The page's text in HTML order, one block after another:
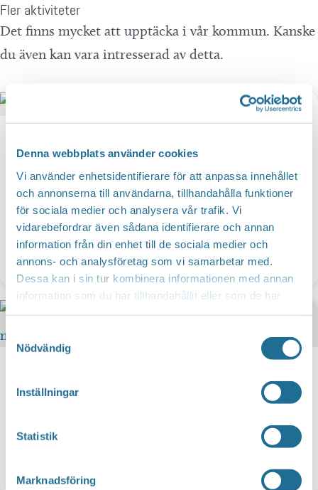
Denna webbplats använder cookies
Vi använder enhetsidentifierare för att anpassa innehållet
och annonserna till användarna, tillhandahålla funktioner
för sociala medier och analysera vår trafik. Vi
vidarebefordrar även sådana identifierare och annan
information från din enhet till de sociala medier och
annons- och analysföretag som vi samarbetar med.
Dessa kan i sin tur kombinera informationen med annan
information som du har tillhandahållit eller som de har
Samtyckesval
Nödvändig
Inställningar
Statistik
Marknadsföring
Fler aktiviteter
Det finns mycket att upptäcka i vår kommun. Kanske
du även kan vara intresserad av detta.
Bada i simhallen